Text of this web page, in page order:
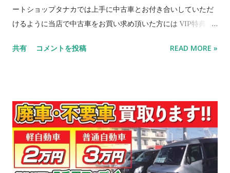
ートショップタナカでは上手に中古車とお付き合いしていただ
けるように当店で中古車をお買い求め頂いた方には VIP特典 と
ンスタンド、認証工場の強みを生かした当店の安心、お得なサ
内であれば 故障した箇所の部品代のみでの修理をお受けしてお
ります（認証工場としてやれる範囲の修理となります）（詳し
くはスタッフまでご確認下さい。） 【安心 ②】 当店でお車を
ご購入されたお客様には、次回の車検まで半年ごとにオイル交
換無料‼ 【安心 ③】 当店で車検を受けて頂いた場合、次回車検
共有 コメントを投稿 READ MORE »